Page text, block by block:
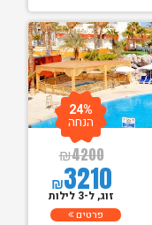
₪4200
₪3210
24%
הנחה
זוג, ל-3 לילות
פרטים